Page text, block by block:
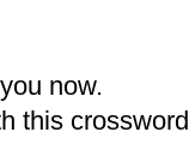
now.
this